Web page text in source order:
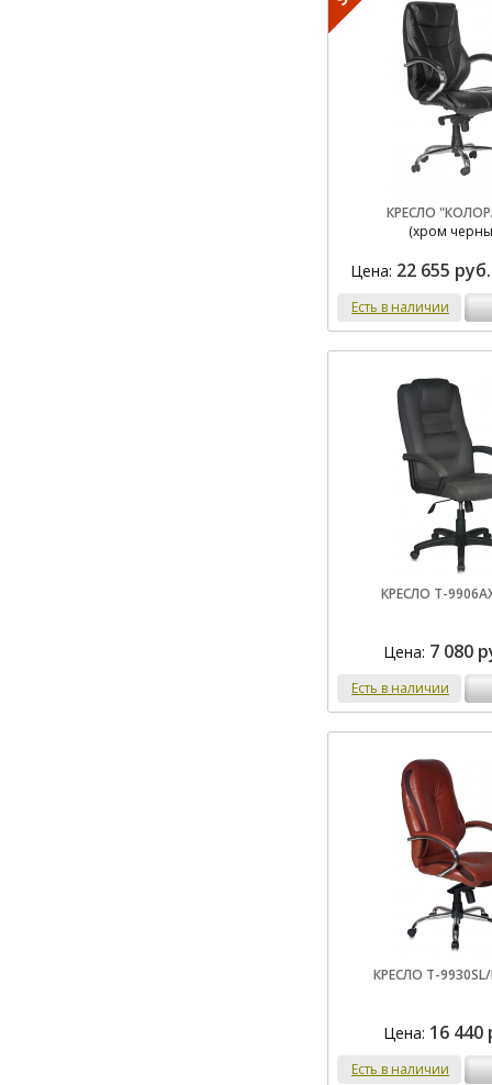
КРЕСЛО
(хром
Цена: 22 655 руб.
Есть в наличии
КРЕСЛО T-
Цена: 7 080
Есть в наличии
КРЕСЛО T-9930SL/
Цена: 16 440
Есть в наличии